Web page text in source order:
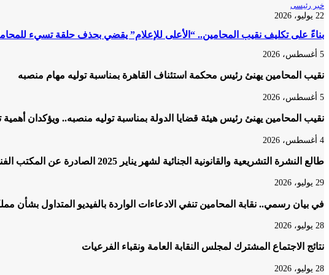
خبر رئيسى
22 يوليو، 2026
بناءً على تكليف نقيب المحامين.. “الأعلى للإعلام” يقضي بحذف حلقة تسيء
5 أغسطس، 2026
نقيب المحامين يهنئ رئيس محكمة استئناف القاهرة بمناسبة توليه مهام منصبه
5 أغسطس، 2026
نقيب المحامين يهنئ رئيس هيئة قضايا الدولة بمناسبة توليه منصبه.. ويؤكدان أهمية
4 أغسطس، 2026
طالع النشرة التشريعية والقانونية الجنائية لشهر يناير 2025 الصادرة عن المكتب الفني لمحكمة النقض
29 يوليو، 2026
في بيان رسمي.. نقابة المحامين تنفي الادعاءات الواردة بالفيديو المتداول بشأن
28 يوليو، 2026
نتائج الاجتماع المشترك لمجلس النقابة العامة ونقباء الفرعيات
28 يوليو، 2026